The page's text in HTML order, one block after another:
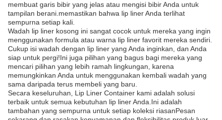
membuat garis bibir yang jelas atau mengisi bibir Anda untuk
tampilan berani.memastikan bahwa lip liner Anda terlihat
sempurna setiap kali.
Wadah lip liner kosong ini sangat cocok untuk mereka yang ingin
menggunakan formula atau warna lip liner favorit mereka sendiri.
Cukup isi wadah dengan lip liner yang Anda inginkan, dan Anda
siap untuk pergi!Ini juga pilihan yang bagus bagi mereka yang
mencari pilihan yang lebih ramah lingkungan, karena
memungkinkan Anda untuk menggunakan kembali wadah yang
sama daripada terus membeli yang baru.
Secara keseluruhan, Lip Liner Container kami adalah solusi
terbaik untuk semua kebutuhan lip liner Anda.Ini adalah
tambahan yang sempurna untuk setiap koleksi riasanPesan